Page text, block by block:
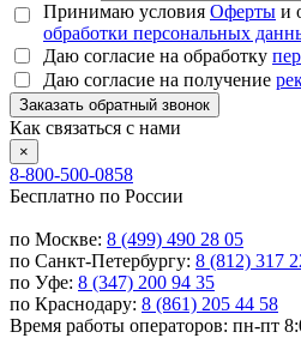
Принимаю условия Оферты и
обработки персональных
Даю согласие на обработку
Даю согласие на получение
Заказать обратный звонок
Как связаться с нами
×
8-800-500-0858
Бесплатно по России
по Москве: 8 (499) 490 28 05
по Санкт-Петербургу: 8 (812) 317
по Уфе: 8 (347) 200 94 35
по Краснодару: 8 (861) 205 44 58
Время работы операторов: пн-пт